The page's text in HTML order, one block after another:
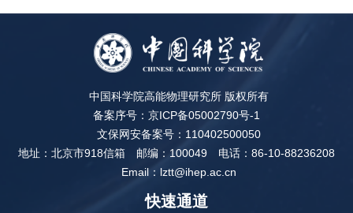
中国科学院高能物理研究所 版权所有
备案序号：京ICP备05002790号-1
文保网安备案号：110402500050
地址：北京市918信箱
邮编：100049
电话：86-10-88236208
Email：lztt@ihep.ac.cn
快速通道